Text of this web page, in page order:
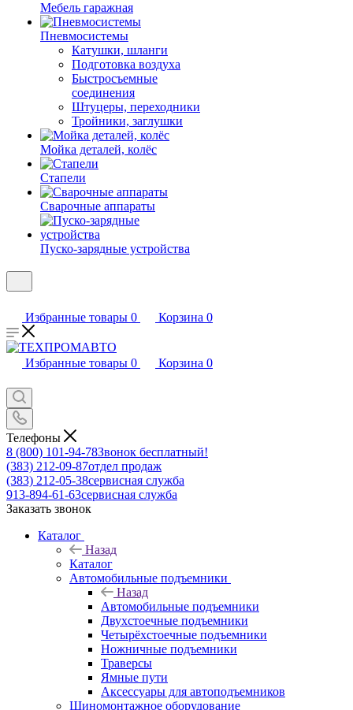
Мебель гаражная
Пневмосистемы
Катушки, шланги
Подготовка воздуха
Быстросъемные
соединения
Штуцеры, переходники
Тройники, заглушки
Мойка деталей, колёс
Стапели
Сварочные аппараты
Пуско-зарядные устройства
Избранные товары 0 Корзина 0
Избранные товары 0 Корзина 0
Телефоны
8 (800) 101-94-78Звонок бесплатный!
(383) 212-09-87отдел продаж
(383) 212-05-38сервисная служба
913-894-61-63сервисная служба
Заказать звонок
Каталог
Назад
Каталог
Автомобильные подъемники
Назад
Автомобильные подъемники
Двухстоечные подъемники
Четырёхстоечные подъемники
Ножничные подъемники
Траверсы
Ямные пути
Аксессуары для автоподъемников
Шиномонтажное оборудование